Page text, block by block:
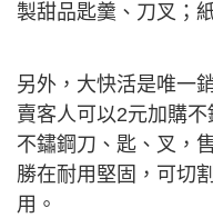
製甜品匙羹、刀叉；
另外，大快活是唯一
賣客人可以2元加購
不鏽鋼刀、匙、叉，
勝在耐用堅固，可切
用。